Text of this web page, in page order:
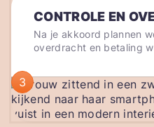
CONTROLE EN
Na je akkoord plannen
overdracht en betaling
3